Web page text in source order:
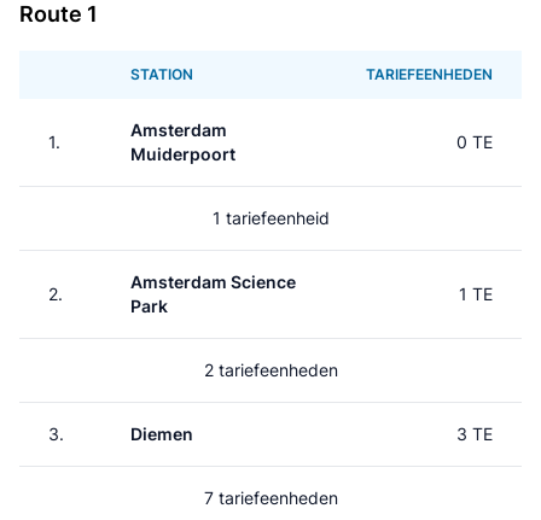
Route 1
STATION TARIEFEENHEDEN
1.
Amsterdam
Muiderpoort
0 TE
1 tariefeenheid
2.
Amsterdam Science
Park
1 TE
2 tariefeenheden
3. Diemen 3 TE
7 tariefeenheden